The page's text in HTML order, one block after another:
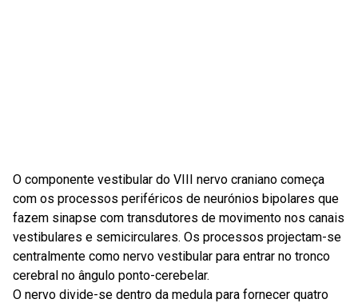
O componente vestibular do VIII nervo craniano começa
com os processos periféricos de neurónios bipolares que
fazem sinapse com transdutores de movimento nos canais
vestibulares e semicirculares. Os processos projectam-se
centralmente como nervo vestibular para entrar no tronco
cerebral no ângulo ponto-cerebelar.
O nervo divide-se dentro da medula para fornecer quatro